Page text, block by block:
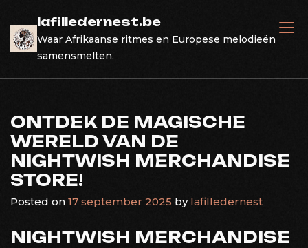
content
lafilledernest.be
Waar Afrikaanse ritmes en Europese melodieën
samensmelten.
ONTDEK DE MAGISCHE
WERELD VAN DE
NIGHTWISH MERCHANDISE
STORE!
Posted on 17 september 2025 by lafilledernest
NIGHTWISH MERCHANDISE